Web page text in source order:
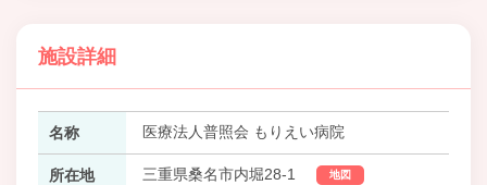
施設詳細
名称 医療法人普照会 もりえい病院
所在地 三重県桑名市内堀28-1 地図